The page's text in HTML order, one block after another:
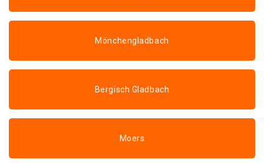
Mönchengladbach
Bergisch Gladbach
Moers